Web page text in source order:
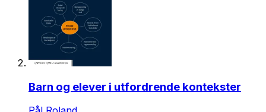
Barn og elever i utfordrende kontekster